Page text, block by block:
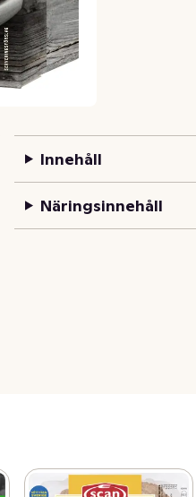
Innehåll
Näringsinnehåll